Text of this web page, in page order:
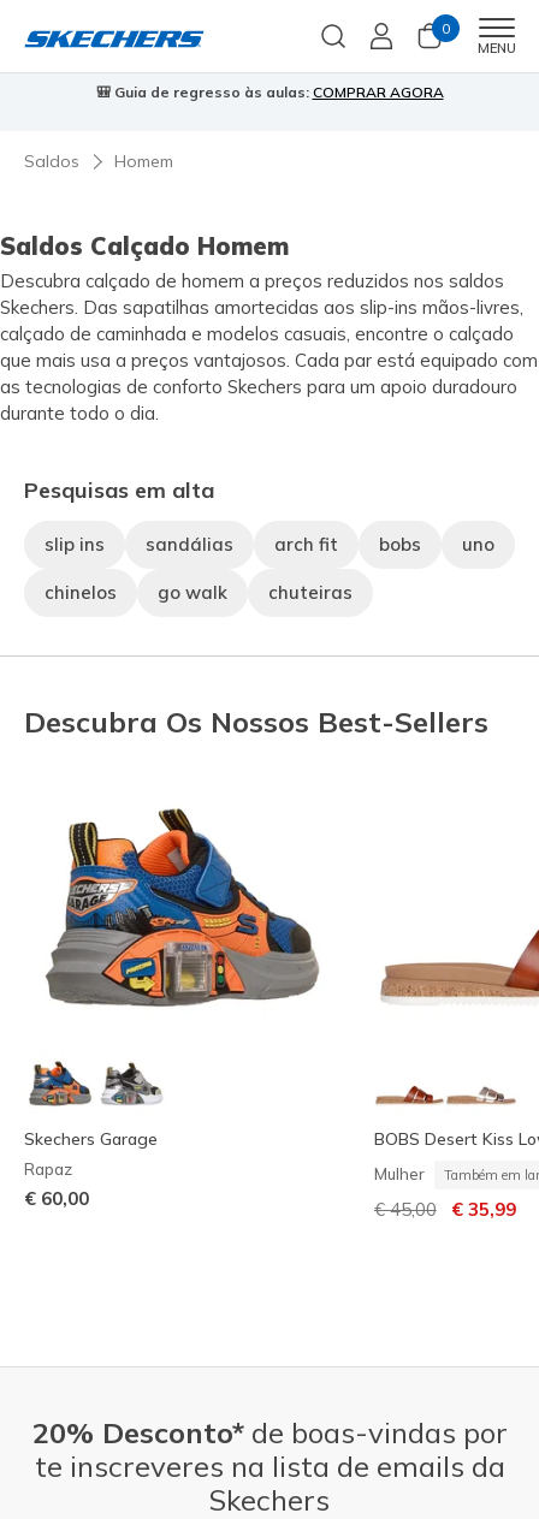
0
MENU
🎒 Guia de regresso às aulas: COMPRAR AGORA
Saldos Homem
Saldos Calçado Homem
Descubra calçado de homem a preços reduzidos nos saldos
Skechers. Das sapatilhas amortecidas aos slip-ins mãos-livres,
calçado de caminhada e modelos casuais, encontre o calçado
que mais usa a preços vantajosos. Cada par está equipado com
as tecnologias de conforto Skechers para um apoio duradouro
durante todo o dia.
Pesquisas em alta
slip ins sandálias arch fit bobs uno
chinelos go walk chuteiras
Descubra Os Nossos Best-Sellers
Skechers Garage
Rapaz
€ 60,00
BOBS Desert Kiss
Mulher Também em
Preço com
€ 45,00para
€ 35,99
20% Desconto*de boas-vindas por
te inscreveres na lista de emails da
Skechers